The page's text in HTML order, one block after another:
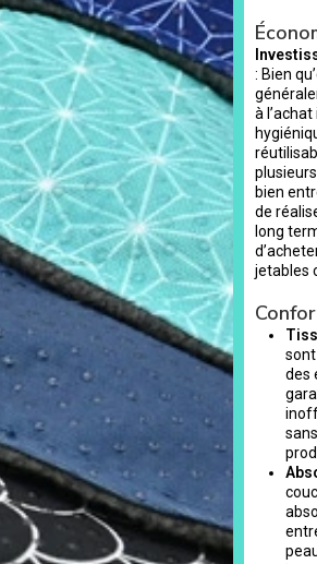
: Bien
à
bien
de
long
jetables
des